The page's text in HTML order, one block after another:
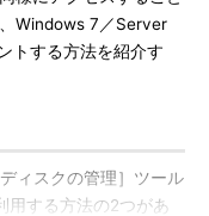
Windows 7／Server
トする方法を紹介す
ィスクの管理］ツール
用する方法の2つがあ